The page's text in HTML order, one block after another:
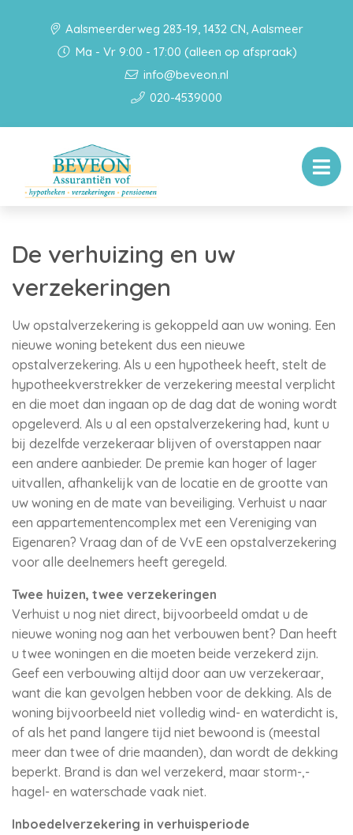
Aalsmeerderweg 283-19, 1432 CN, Aalsmeer
Ma - Vr 9:00 - 17:00 (alleen op afspraak)
info@beveon.nl
020-4539000
De verhuizing en uw
verzekeringen
Uw opstalverzekering is gekoppeld aan uw woning. Een
nieuwe woning betekent dus een nieuwe
opstalverzekering. Als u een hypotheek heeft, stelt de
hypotheekverstrekker de verzekering meestal verplicht
en die moet dan ingaan op de dag dat de woning wordt
opgeleverd. Als u al een opstalverzekering had, kunt u
bij dezelfde verzekeraar blijven of overstappen naar
een andere aanbieder. De premie kan hoger of lager
uitvallen, afhankelijk van de locatie en de grootte van
uw woning en de mate van beveiliging. Verhuist u naar
een appartementencomplex met een Vereniging van
Eigenaren? Vraag dan of de VvE een opstalverzekering
voor alle deelnemers heeft geregeld.
Twee huizen, twee verzekeringen
Verhuist u nog niet direct, bijvoorbeeld omdat u de
nieuwe woning nog aan het verbouwen bent? Dan heeft
u twee woningen en die moeten beide verzekerd zijn.
Geef een verbouwing altijd door aan uw verzekeraar,
want die kan gevolgen hebben voor de dekking. Als de
woning bijvoorbeeld niet volledig wind- en waterdicht is,
of als het pand langere tijd niet bewoond is (meestal
meer dan twee of drie maanden), dan wordt de dekking
beperkt. Brand is dan wel verzekerd, maar storm-,-
hagel- en waterschade vaak niet.
Inboedelverzekering in verhuisperiode